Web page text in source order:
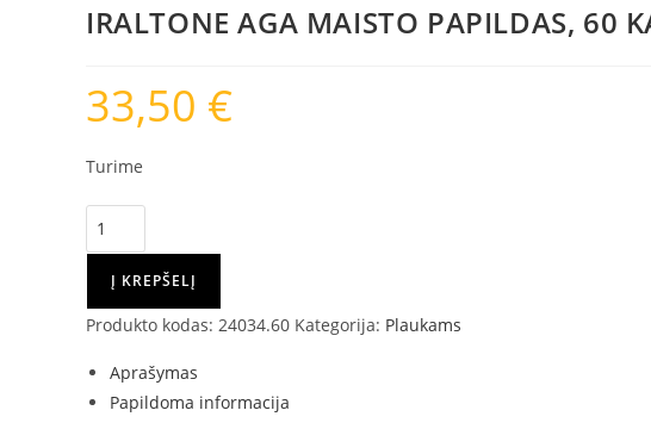
KAPSULIŲ
IRALTONE AGA MAISTO PAPILDAS, 60
33,50 €
Turime
produkto
kiekis:
IRALTONE
AGA
MAISTO
PAPILDAS,
60
Į KREPŠELĮ
Produkto kodas: 24034.60 Kategorija: Plaukams
Aprašymas
Papildoma informacija